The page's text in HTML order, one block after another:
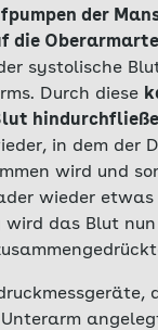
der
die
systolische
Durch diese
in dem der
wird und
wieder etwas
wird das Blut